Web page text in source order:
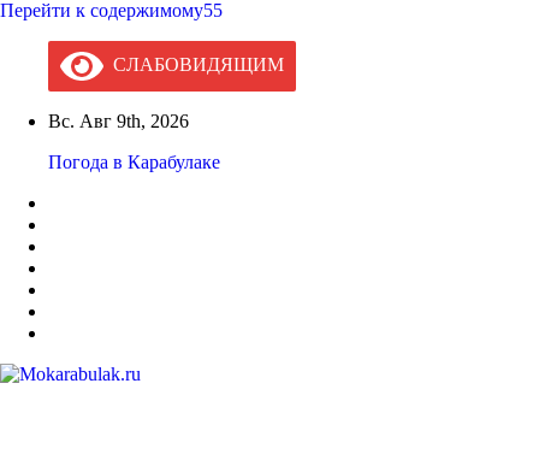
Перейти к содержимому55
СЛАБОВИДЯЩИМ
Вс. Авг 9th, 2026
Погода в Карабулаке